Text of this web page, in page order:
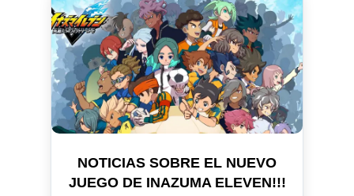
NOTICIAS SOBRE EL NUEVO
JUEGO DE INAZUMA ELEVEN!!!